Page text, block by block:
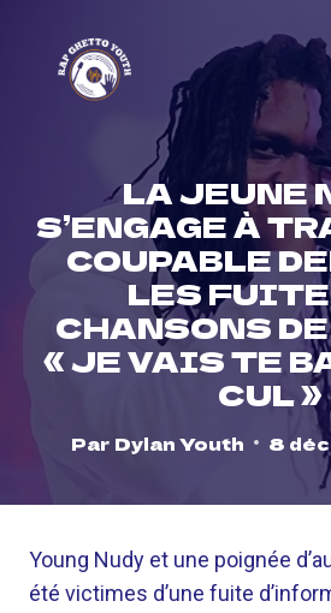
content
LA JEUNE
S’ENGAGE À
COUPABLE
LES
CHANSONS
« JE VAIS TE
CUL »
Par Dylan Youth 8
Young Nudy et une poignée
été victimes d’une fuite